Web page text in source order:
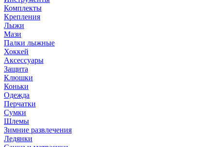
Комплекты
Крепления
Лыжи
Мази
Палки лыжные
Хоккей
Аксессуары
Защита
Клюшки
Коньки
Одежда
Перчатки
Сумки
Шлемы
Зимние развлечения
Ледянки